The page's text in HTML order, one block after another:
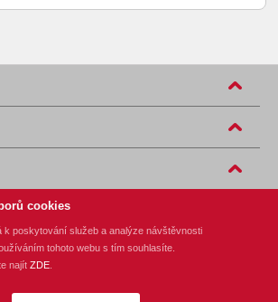
s.r.o., Klíny 35, CZ-615 00 Brno
cookies
k poskytování služeb a analýze návštěvnosti
tohoto webu s tím souhlasíte.
najít ZDE